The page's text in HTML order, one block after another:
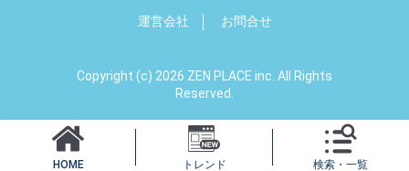
原因・きっかけ
から探す
運営会社 お問合せ
Copyright (c) 2026 ZEN PLACE inc. All Rights
Reserved.
HOME トレンド 検索・一覧